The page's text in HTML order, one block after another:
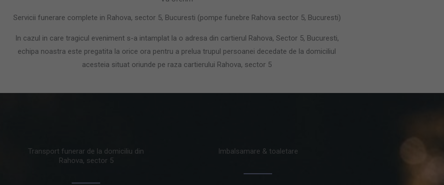
Servicii funerare complete in Rahova, sector 5, Bucuresti (pompe funebre Rahova sector 5, Bucuresti)
In cazul in care tragicul eveniment s-a intamplat la o adresa din cartierul Rahova, Sector 5, Bucuresti,
echipa noastra este pregatita la orice ora pentru a prelua trupul persoanei decedate de la domiciliul
acesteia situat oriunde pe raza cartierului Rahova, sector 5
Transport funerar de la domiciliu din
Rahova, sector 5
Imbalsamare & toaletare